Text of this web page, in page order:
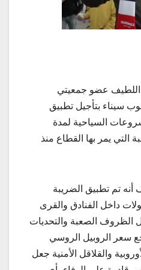
عضو جمعيتي
سيناء بتأجيل تطبيق
السياحية لمدة
التي يمر بها القطاع منذ
تم تطبيق الضريبة
داخل الفنادق والقرى
الظروف الصعبة والتحديات
سعر الروبيل الروسي
والقلاقل الأمنية جعل